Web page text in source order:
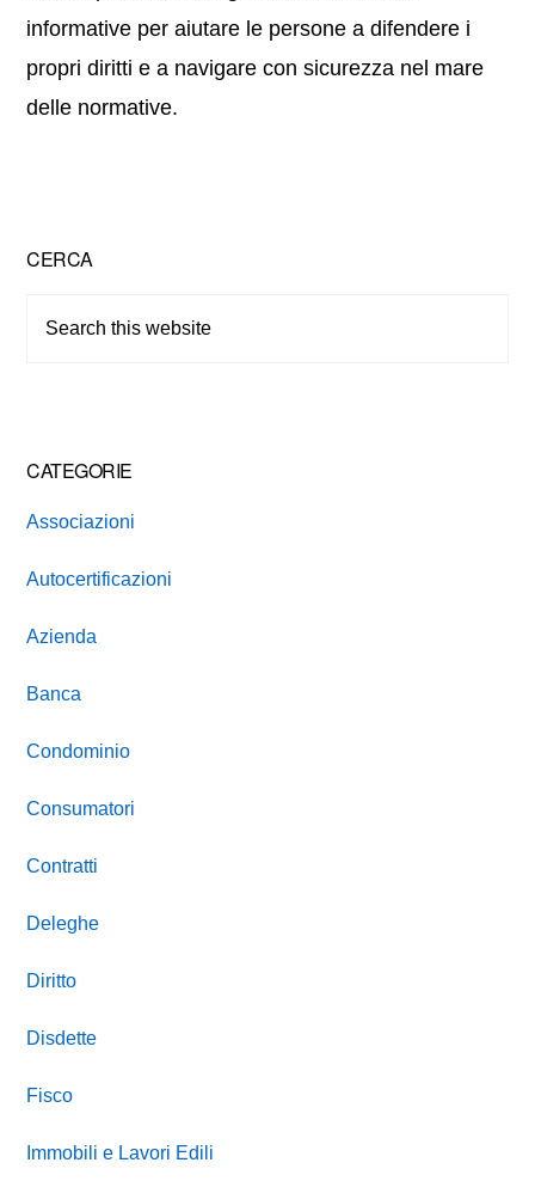
informative per aiutare le persone a difendere i
propri diritti e a navigare con sicurezza nel mare
delle normative.
Primary
Sidebar
CERCA
CATEGORIE
Associazioni
Autocertificazioni
Azienda
Banca
Condominio
Consumatori
Contratti
Deleghe
Diritto
Disdette
Fisco
Immobili e Lavori Edili